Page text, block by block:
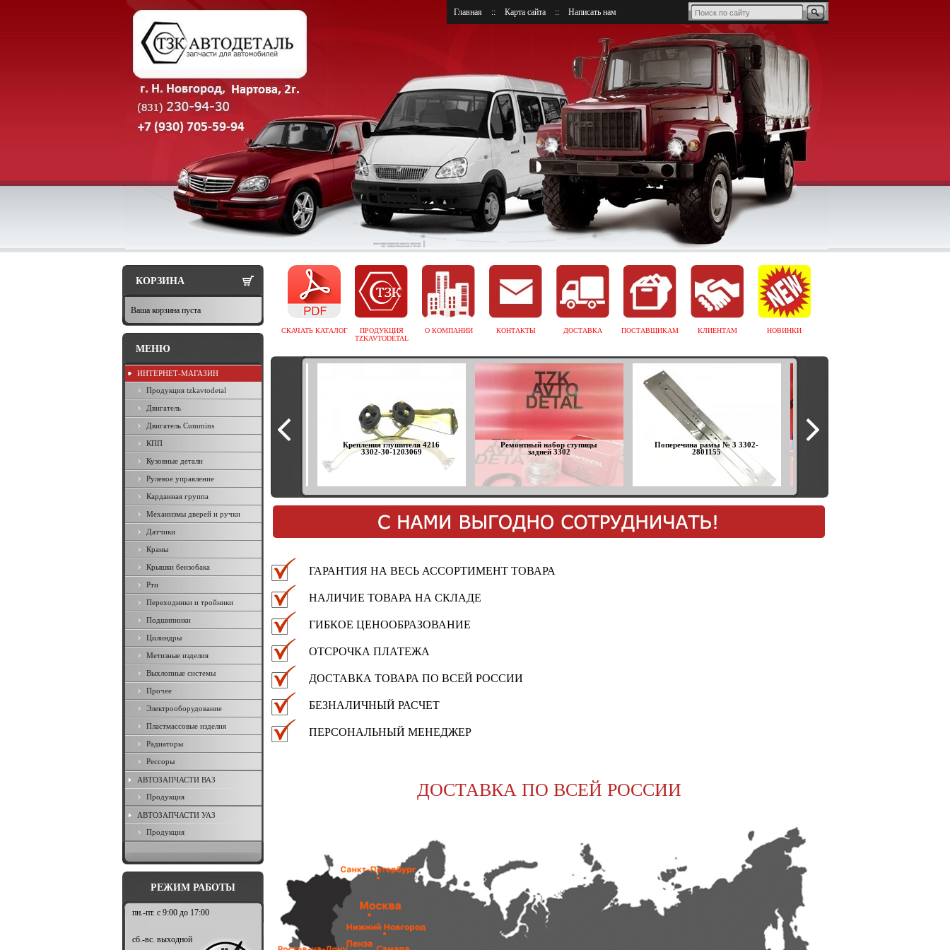
Главная :: Карта сайта :: Написать нам
СКАЧАТЬ КАТАЛОГ
ПРОДУКЦИЯ
TZKAVTODETAL
О КОМПАНИИ КОНТАКТЫ ДОСТАВКА ПОСТАВЩИКАМ КЛИЕНТАМ НОВИНКИ
Поперечина рамы № 2 3302-
2801100
Крепления глушителя 4216
3302-30-1203069
Ремонтный набор ступицы
задней 3302
Поперечина рамы № 3 3302-
2801155
ГАРАНТИЯ НА ВЕСЬ АССОРТИМЕНТ ТОВАРА
НАЛИЧИЕ ТОВАРА НА СКЛАДЕ
ГИБКОЕ ЦЕНООБРАЗОВАНИЕ
ОТСРОЧКА ПЛАТЕЖА
ДОСТАВКА ТОВАРА ПО ВСЕЙ РОССИИ
БЕЗНАЛИЧНЫЙ РАСЧЕТ
ПЕРСОНАЛЬНЫЙ МЕНЕДЖЕР
ДОСТАВКА ПО ВСЕЙ РОССИИ
КОРЗИНА
Ваша корзина пуста
МЕНЮ
ИНТЕРНЕТ-МАГАЗИН
Продукция tzkavtodetal
Двигатель
Двигатель Cummins
КПП
Кузовные детали
Рулевое управление
Карданная группа
Механизмы дверей и ручки
Датчики
Краны
Крышки бензобака
Рти
Переходники и тройники
Подшипники
Цилиндры
Метизные изделия
Выхлопные системы
Прочее
Электрооборудование
Пластмассовые изделия
Радиаторы
Рессоры
АВТОЗАПЧАСТИ ВАЗ
Продукция
АВТОЗАПЧАСТИ УАЗ
Продукция
РЕЖИМ РАБОТЫ
пн.-пт. с 9:00 до 17:00
сб.-вс. выходной